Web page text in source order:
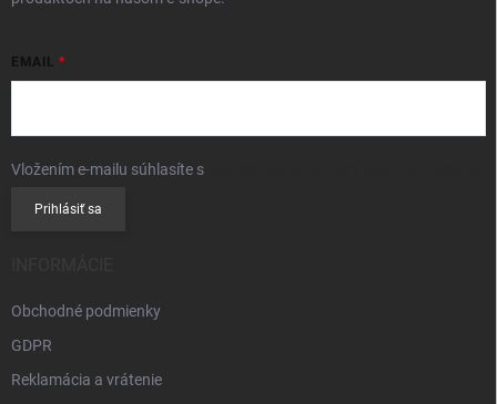
EMAIL
Vložením e-mailu súhlasíte s
Prihlásiť sa
Obchodné podmienky
GDPR
Reklamácia a vrátenie